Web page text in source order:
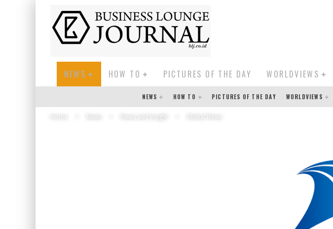
NEWS HOW TO PICTURES OF THE DAY WORLDVIEWS
NEWS HOW TO PICTURES OF THE DAY WORLDVIEWS
Home News News and Insight Global News